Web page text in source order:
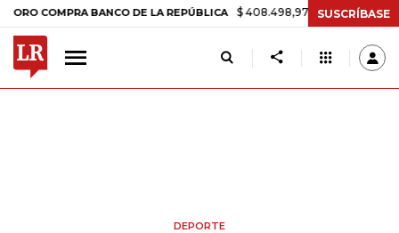
BANCO DE LA REPÚBLICA $ 408.498,97 +$ 8.753,81 +2,19%
SUSCRÍBASE
DEPORTE